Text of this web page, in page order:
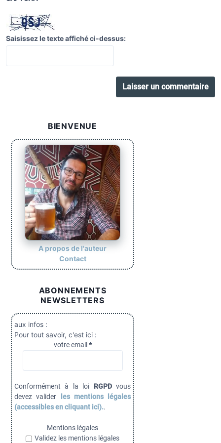
Saisissez le texte affiché ci-dessus:
BIENVENUE
A propos de l'auteur
Contact
ABONNEMENTS
NEWSLETTERS
aux infos :
Pour tout savoir, c'est ici :
votre email *
Conformément à la loi RGPDvous
devez valider
les mentions légales
(accessibles en cliquant ici)..
Mentions légales
Validez les mentions légales